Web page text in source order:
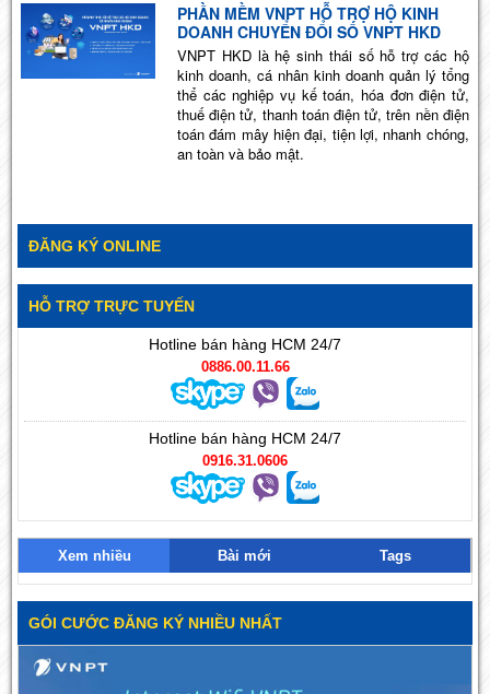
PHẦN MỀM VNPT HỖ TRỢ HỘ KINH
DOANH CHUYỂN ĐỔI SỐ VNPT HKD
VNPT HKD là hệ sinh thái số hỗ trợ các hộ
kinh doanh, cá nhân kinh doanh quản lý tổng
thể các nghiệp vụ kế toán, hóa đơn điện tử,
thuế điện tử, thanh toán điện tử, trên nền điện
toán đám mây hiện đại, tiện lợi, nhanh chóng,
an toàn và bảo mật.
ĐĂNG KÝ ONLINE
HỖ TRỢ TRỰC TUYẾN
Hotline bán hàng HCM 24/7
0886.00.11.66
Hotline bán hàng HCM 24/7
0916.31.0606
Xem nhiều Bài mới Tags
GÓI CƯỚC ĐĂNG KÝ NHIỀU NHẤT